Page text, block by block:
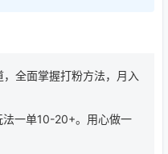
全面掌握打粉方法，月入
法一单10-20+。用心做一